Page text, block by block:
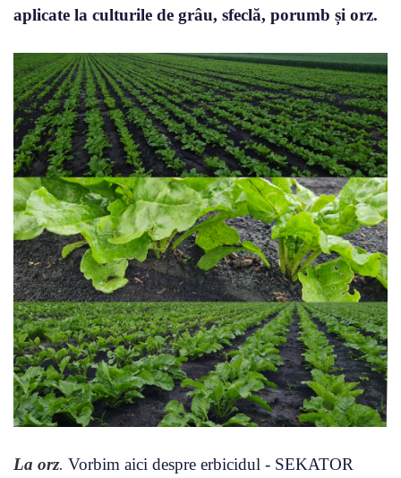
aplicate la culturile de grâu, sfeclă, porumb și orz.
La orz. Vorbim aici despre erbicidul - SEKATOR